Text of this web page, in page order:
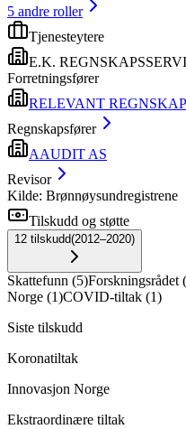
5 andre roller
Tjenesteytere
E.K.
Forretningsfører
RELEVANT
Regnskapsfører
AAUDIT AS
Revisor
Kilde: Brønnøysundregistrene
Tilskudd og støtte
12 tilskudd(2012–2020)
Skattefunn (5)Forskningsrådet (
Norge (1)COVID-tiltak (1)
Siste tilskudd
Koronatiltak
Innovasjon Norge
Ekstraordinære tiltak